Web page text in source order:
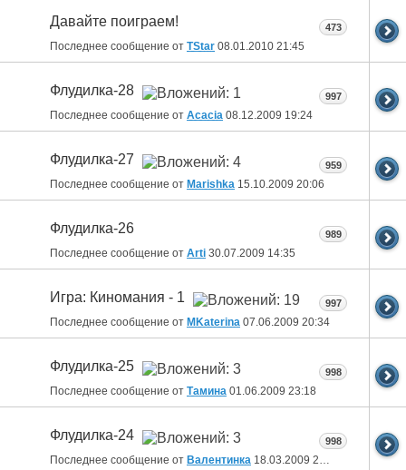
Давайте поиграем!
Последнее сообщение от ТStar 08.01.2010 21:45
473
Флудилка-28
Последнее сообщение от Acacia 08.12.2009 19:24
997
Флудилка-27
Последнее сообщение от Marishka 15.10.2009 20:06
959
Флудилка-26
Последнее сообщение от Arti 30.07.2009 14:35
989
Игра: Киномания - 1
Последнее сообщение от MKaterina 07.06.2009 20:34
997
Флудилка-25
Последнее сообщение от Тамина 01.06.2009 23:18
998
Флудилка-24
Последнее сообщение от Валентинка 18.03.2009 22:19
998